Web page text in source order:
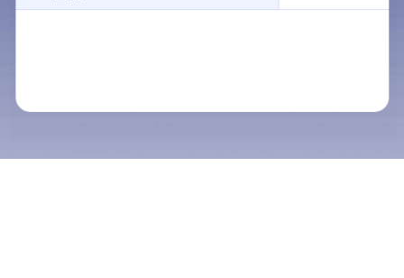
昆光10X32双筒望远镜高倍高清便携式手